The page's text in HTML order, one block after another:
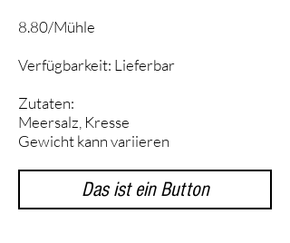
8.80/Mühle
Verfügbarkeit: Lieferbar
Zutaten:
Meersalz, Kresse
Gewicht kann variieren
Das ist ein Button